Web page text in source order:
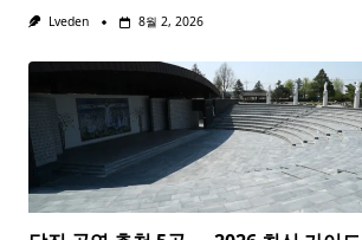
Lveden 8월 2, 2026